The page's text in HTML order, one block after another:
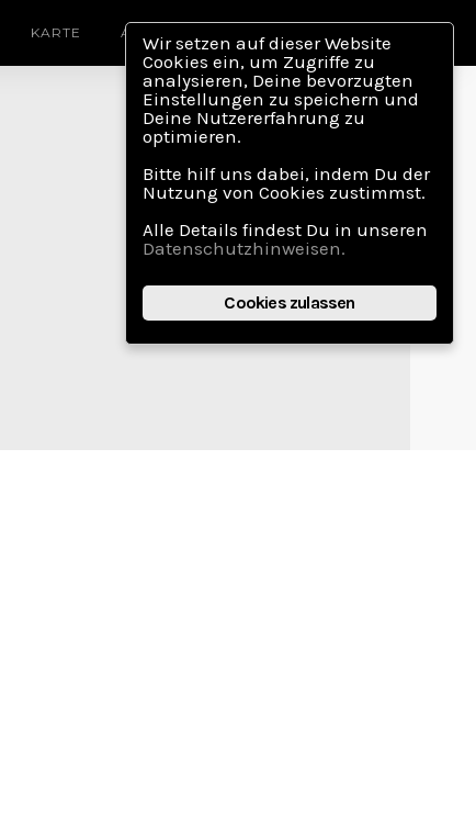
KARTE ABOUTWir setzen auf dieser Website
Cookies ein, um Zugriffe zu
analysieren, Deine bevorzugten
Einstellungen zu speichern und
Deine Nutzererfahrung zu
optimieren.
Bitte hilf uns dabei, indem Du der
Nutzung von Cookies zustimmst.
Alle Details findest Du in unseren
Datenschutzhinweisen.
Cookies zulassen